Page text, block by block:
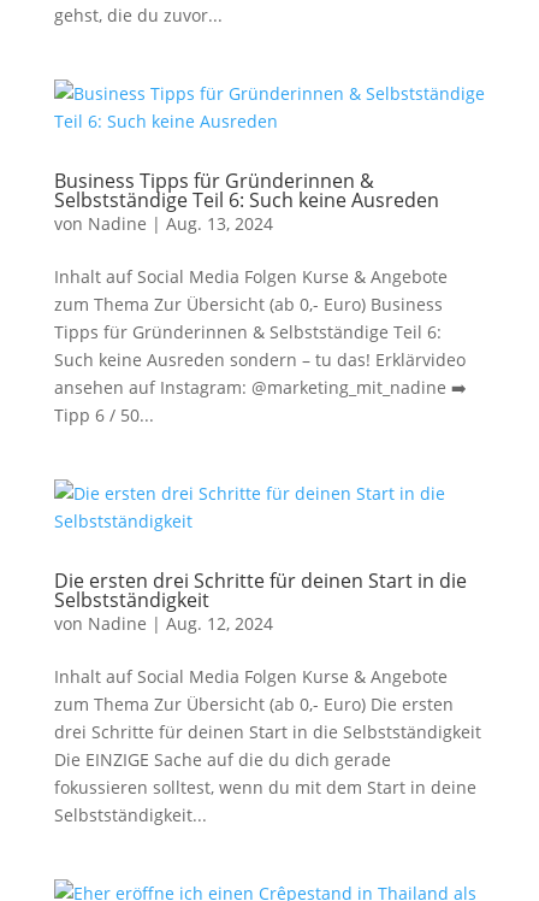
gehst, die du zuvor...
Business Tipps für Gründerinnen &
Selbstständige Teil 6: Such keine Ausreden
von Nadine | Aug. 13, 2024
Inhalt auf Social Media Folgen Kurse & Angebote
zum Thema Zur Übersicht (ab 0,- Euro) Business
Tipps für Gründerinnen & Selbstständige Teil 6:
Such keine Ausreden sondern – tu das! Erklärvideo
ansehen auf Instagram: @marketing_mit_nadine ➡️
Tipp 6 / 50...
Die ersten drei Schritte für deinen Start in die
Selbstständigkeit
von Nadine | Aug. 12, 2024
Inhalt auf Social Media Folgen Kurse & Angebote
zum Thema Zur Übersicht (ab 0,- Euro) Die ersten
drei Schritte für deinen Start in die Selbstständigkeit
Die EINZIGE Sache auf die du dich gerade
fokussieren solltest, wenn du mit dem Start in deine
Selbstständigkeit...